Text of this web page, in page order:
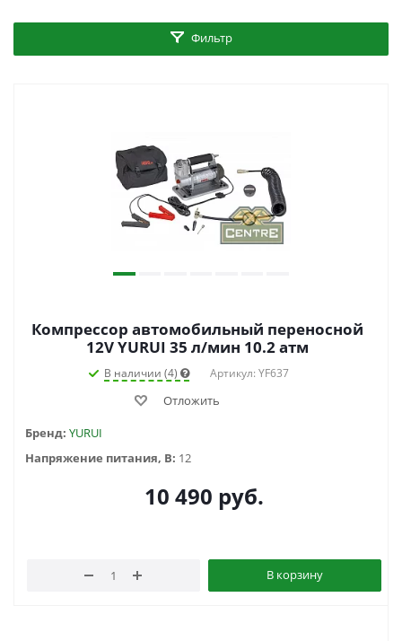
Фильтр
Компрессор автомобильный переносной
12V YURUI 35 л/мин 10.2 атм
В наличии (4) Артикул: YF637
Отложить
Бренд: YURUI
Напряжение питания, В: 12
10 490 руб.
В корзину